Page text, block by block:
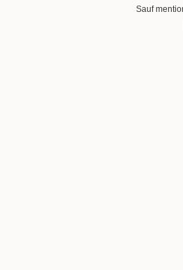
Sauf